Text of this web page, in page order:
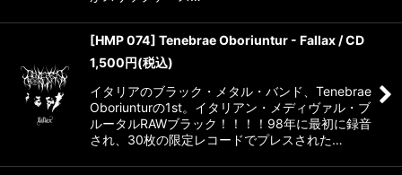
[HMP 074] Tenebrae Oboriuntur - Fallax / CD
1,500円(税込)
イタリアのブラック・メタル・バンド、Tenebrae
Oboriunturの1st。イタリアン・メディヴァル・ブ
ルータルRAWブラック！！！！98年に最初に録音
され、30枚の限定レコードでプレスされた…